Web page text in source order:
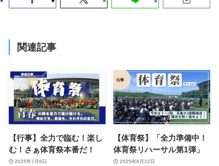
関連記事
【行事】全力で臨む！楽し
む！さぁ体育祭本番だ！
2025年7月6日
【体育祭】「全力準備中！
体育祭リハーサル第1弾」
2025年6月22日